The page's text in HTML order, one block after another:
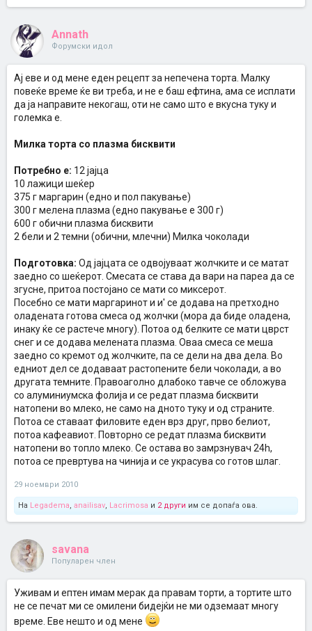
Annath
Форумски идол
Ај еве и од мене еден рецепт за непечена торта. Малку
повеќе време ќе ви треба, и не е баш ефтина, ама се исплати
да ја направите некогаш, оти не само што е вкусна туку и
големка е.
Милка торта со плазма бисквити
Потребно е: 12 јајца
10 лажици шеќер
375 г маргарин (едно и пол пакување)
300 г мелена плазма (едно пакување е 300 г)
600 г обични плазма бисквити
2 бели и 2 темни (обични, млечни) Милка чоколади
Подготовка: Од јајцата се одвојуваат жолчките и се матат
заедно со шеќерот. Смесата се става да вари на пареа да се
згусне, притоа постојано се мати со миксерот.
Посебно се мати маргаринот и и' се додава на претходно
оладената готова смеса од жолчки (мора да биде оладена,
инаку ќе се растече многу). Потоа од белките се мати цврст
снег и се додава мелената плазма. Оваа смеса се меша
заедно со кремот од жолчките, па се дели на два дела. Во
едниот дел се додаваат растопените бели чоколади, а во
другата темните. Правоаголно длабоко тавче се обложува
со алуминиумска фолија и се редат плазма бисквити
натопени во млеко, не само на дното туку и од страните.
Потоа се ставаат филовите еден врз друг, прво белиот,
потоа кафеавиот. Повторно се редат плазма бисквити
натопени во топло млеко. Се остава во замрзнувач 24h,
потоа се превртува на чинија и се украсува со готов шлаг.
29 ноември 2010
На Legadema, anailisav, Lacrimosa и 2 други им се допаѓа ова.
savana
Популарен член
Уживам и ептен имам мерак да правам торти, а тортите што
не се печат ми се омилени бидејќи не ми одземаат многу
време. Еве нешто и од мене